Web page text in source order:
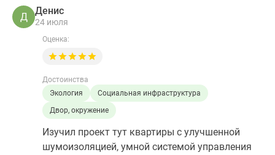
Д
Денис
24 июля
Оценка:
Достоинства
Экология
Социальная инфраструктура
Двор, окружение
Изучил проект тут квартиры с улучшенной
шумоизоляцией, умной системой управления